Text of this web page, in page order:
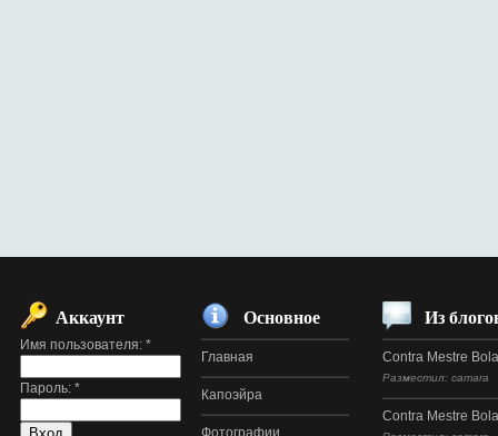
Аккаунт
Имя пользователя: *
Пароль: *
Основное
Главная
Капоэйра
Фотографии
Из
Contra Mestre Bola
Разместил: camara
Contra Mestre Bola